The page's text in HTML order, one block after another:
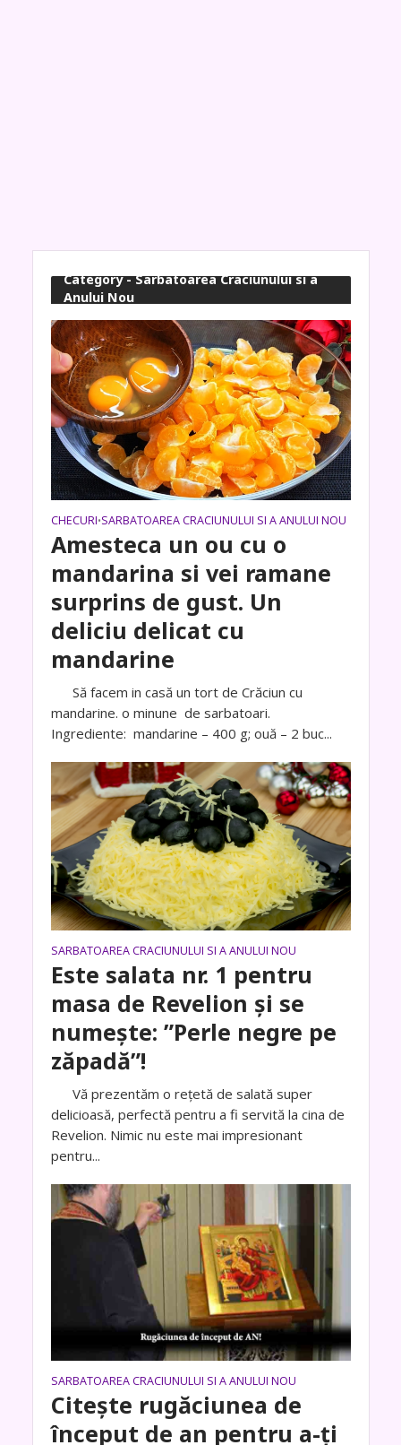
Category - Sarbatoarea Craciunului si a
Anului Nou
CHECURI•SARBATOAREA CRACIUNULUI SI A ANULUI NOU
Amesteca un ou cu o
mandarina si vei ramane
surprins de gust. Un
deliciu delicat cu
mandarine
Să facem in casă un tort de Crăciun cu
mandarine. o minune de sarbatoari.
Ingrediente: mandarine – 400 g; ouă – 2 buc...
SARBATOAREA CRACIUNULUI SI A ANULUI NOU
Este salata nr. 1 pentru
masa de Revelion și se
numește: ”Perle negre pe
zăpadă”!
Vă prezentăm o rețetă de salată super
delicioasă, perfectă pentru a fi servită la cina de
Revelion. Nimic nu este mai impresionant
pentru...
SARBATOAREA CRACIUNULUI SI A ANULUI NOU
Citește rugăciunea de
început de an pentru a-ți